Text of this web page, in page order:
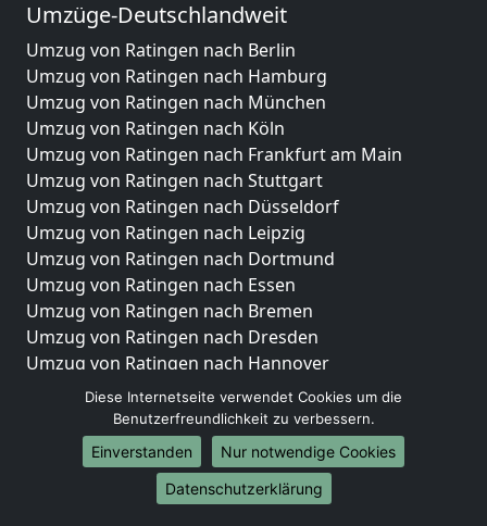
Umzüge-Deutschlandweit
Umzug von Ratingen nach Berlin
Umzug von Ratingen nach Hamburg
Umzug von Ratingen nach München
Umzug von Ratingen nach Köln
Umzug von Ratingen nach Frankfurt am Main
Umzug von Ratingen nach Stuttgart
Umzug von Ratingen nach Düsseldorf
Umzug von Ratingen nach Leipzig
Umzug von Ratingen nach Dortmund
Umzug von Ratingen nach Essen
Umzug von Ratingen nach Bremen
Umzug von Ratingen nach Dresden
Umzug von Ratingen nach Hannover
Umzug von Ratingen nach Nürnberg
Umzug von Ratingen nach Duisburg
Umzug von Ratingen nach Bochum
Umzug von Ratingen nach Wuppertal
Umzug von Ratingen nach Bielefeld
Diese Internetseite verwendet Cookies um die
Benutzerfreundlichkeit zu verbessern.
Einverstanden
Nur notwendige Cookies
Datenschutzerklärung